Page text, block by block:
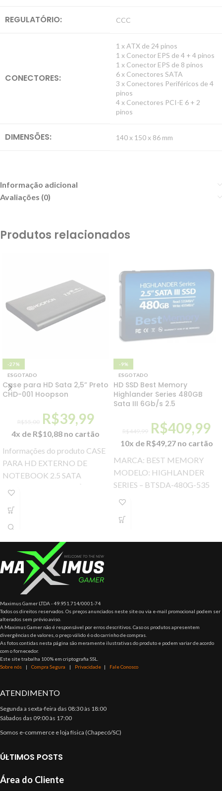
REGULATÓRIO: CCC
CONECTORES:
1 x ATX de 24 pinos
1 x Conector EPS de 4 + 4 pinos
1 x Conector EPS de 8 pinos
6 x Conectores SATA
3 x Conectores Periféricos de 4
pinos
4 x Conectores PCI-E 6 + 2
pinos
DIMENSÕES: 140 x 150 x 86 mm
Informação adicional
Avaliações (0)
Produtos relacionados
-27%
ESGOTADO
Case para HD Sata 2,5” Preto
CHD-001 Hoopson
R$55,00 R$39,99
4x de R$10,88 no cartão
Informações do produto CASE
PARA HD EXTERNO DE
NOTEBOOK 2.5 SATA
MATERIAL DE ALUMÍNIO +
INFORMAÇÕES
-9%
ESGOTADO
HD SSD Best Memory
Highlander Series 480GB
Sata III 6Gb/s 2.5
R$449,99 R$409,99
10x de R$49,27 no cartão
MARCA: BEST MEMORY
MODELO: HIGHLANDER
SERIES – BTSDA-480G-535
Ssd Best Memory Highlander
Grav. 435 Mb/s,
Maximus Gamer LTDA - 49.951.714/0001-74
Todos os direitos reservados. Os preços anunciados neste site ou via e-mail promocional podem ser
alterados sem prévio aviso.
A Maximus Gamer não é responsável por erros descritivos. Caso os produtos apresentem
divergências de valores, o preço válido é o do carrinho de compras.
As fotos contidas nesta página são meramente ilustrativas do produto e podem variar de acordo
com o fornecedor.
Este site trabalha 100% em criptografia SSL.
Sobre nós | Compra Segura | Privacidade | Fale Conosco
ATENDIMENTO
Segunda a sexta-feira das 08:30 às 18:00
Sábados das 09:00 às 17:00
Somos e-commerce e loja física (Chapecó/SC)
ÚLTIMOS POSTS
Área do Cliente